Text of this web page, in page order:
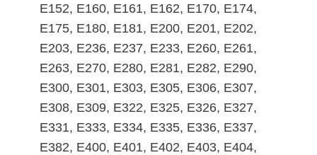
E152, E160, E161, E162, E170, E174,
E175, E180, E181, E200, E201, E202,
E203, E236, E237, E233, E260, E261,
E263, E270, E280, E281, E282, E290,
E300, E301, E303, E305, E306, E307,
E308, E309, E322, E325, E326, E327,
E331, E333, E334, E335, E336, E337,
E382, E400, E401, E402, E403, E404,